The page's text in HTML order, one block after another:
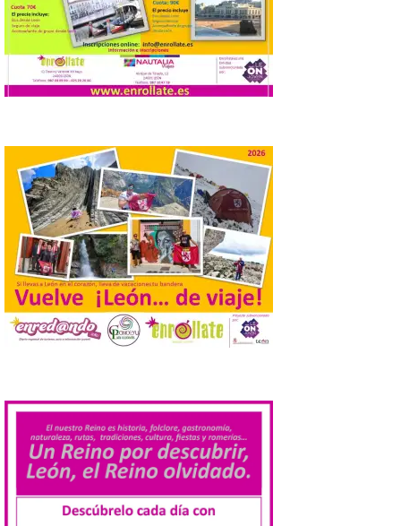
8 Ago 2026
Extremadura cuenta con
uno de los cielos
estrellados con menor
contaminación lumínica
el año. La Dirección General de Turismo
ha puesto en marcha diversas iniciativas
relacionadas […]
Cabárceno prepara tres
enclaves privilegiados
desde los que divisar el
eclipse solar del 12 de
agosto
8 Ago 2026
transportes y la
hostelería. En Alto
Campoo continuará la
programación musical de Estación
Sonora. Peña Cabarga, elegido lugar
preferente en la comunidad autónoma,
seguridad y acceso […]